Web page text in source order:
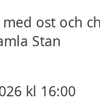
ost och
Stan
kl 16:00